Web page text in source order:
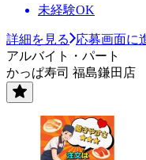
未経験OK
詳細を見る
応募画面に
アルバイト・パート
かっぱ寿司 福島鎌田店